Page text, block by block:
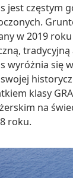
jest częstym
w 2019
wyróżnia się
klasy
na
roku.